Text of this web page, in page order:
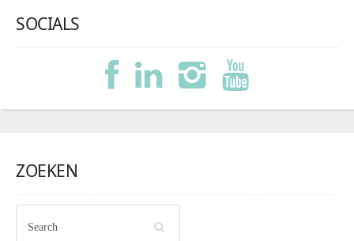
SOCIALS
ZOEKEN